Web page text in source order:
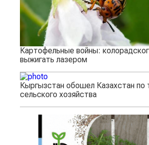
Картофельные войны:
выжигать лазером
Кыргызстан обошел Казахстан по
сельского хозяйства